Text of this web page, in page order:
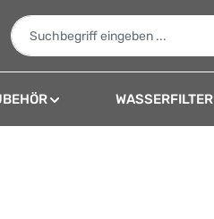
WASSERFILTER